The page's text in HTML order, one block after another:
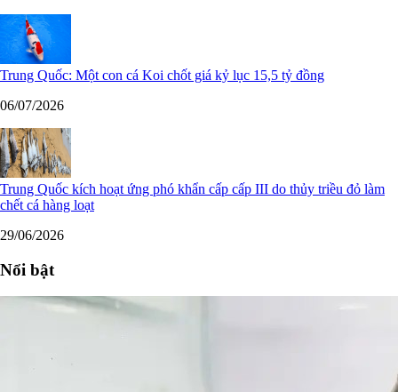
Trung Quốc: Một con cá Koi chốt giá kỷ lục 15,5 tỷ đồng
06/07/2026
Trung Quốc kích hoạt ứng phó khẩn cấp cấp III do thủy triều đỏ làm
chết cá hàng loạt
29/06/2026
Nổi bật